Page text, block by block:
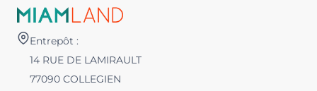
Entrepôt :
14 RUE DE LAMIRAULT
77090 COLLEGIEN